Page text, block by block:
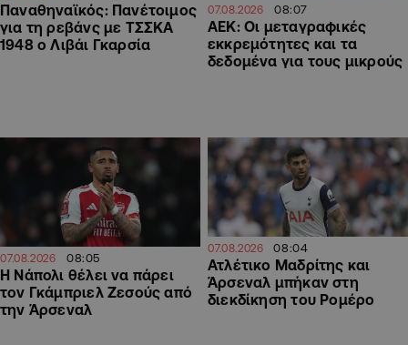
Παναθηναϊκός: Πανέτοιμος
για τη ρεβάνς με ΤΣΣΚΑ
1948 ο Λιβάι Γκαρσία
07.08.2026 08:07
ΑΕΚ: Οι μεταγραφικές
εκκρεμότητες και τα
δεδομένα για τους μικρούς
07.08.2026 08:05
Η Νάπολι θέλει να πάρει
τον Γκάμπριελ Ζεσούς από
την Άρσεναλ
07.08.2026 08:04
Ατλέτικο Μαδρίτης και
Άρσεναλ μπήκαν στη
διεκδίκηση του Ρομέρο